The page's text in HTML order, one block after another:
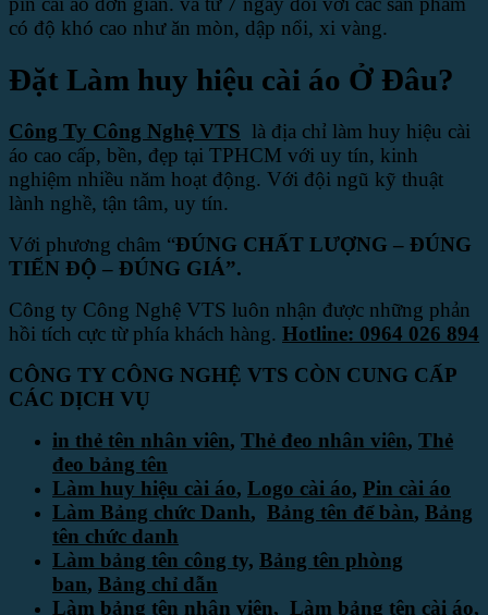
có độ khó cao như ăn mòn, dập nổi, xi vàng.
Đặt Làm huy hiệu cài áo Ở Đâu?
Công Ty Công Nghệ VTS là địa chỉ làm huy hiệu cài
áo cao cấp, bền, đẹp tại TPHCM với uy tín, kinh
nghiệm nhiều năm hoạt động. Với đội ngũ kỹ thuật
lành nghề, tận tâm, uy tín.
Với phương châm “ĐÚNG CHẤT LƯỢNG – ĐÚNG
TIẾN ĐỘ – ĐÚNG GIÁ”.
Công ty Công Nghệ VTS luôn nhận được những phản
hồi tích cực từ phía khách hàng. Hotline: 0964 026 894
CÔNG TY CÔNG NGHỆ VTS CÒN CUNG CẤP
CÁC DỊCH VỤ
in thẻ tên nhân viên, Thẻ đeo nhân viên, Thẻ
đeo bảng tên
Làm huy hiệu cài áo, Logo cài áo, Pin cài áo
Làm Bảng chức Danh, Bảng tên để bàn, Bảng
tên chức danh
Làm bảng tên công ty, Bảng tên phòng
ban, Bảng chỉ dẫn
Làm bảng tên nhân viên, Làm bảng tên cài áo,